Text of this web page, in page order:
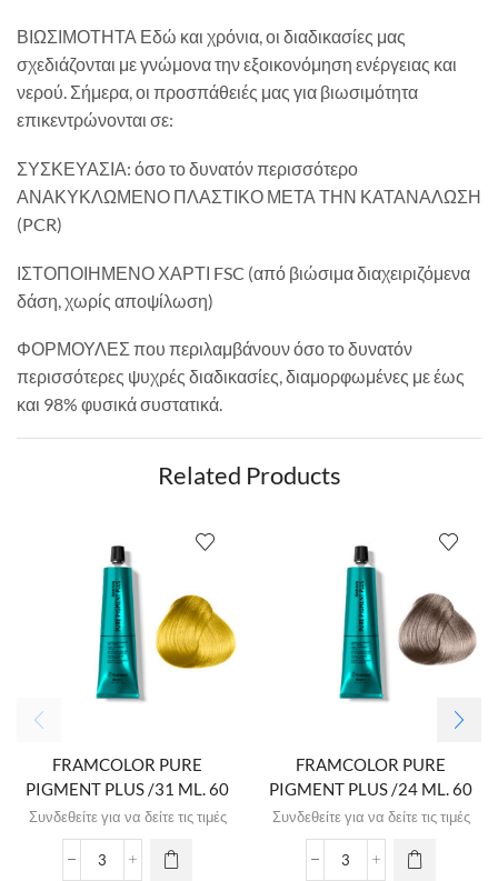
ΒΙΩΣΙΜΟΤΗΤΑ Εδώ και χρόνια, οι διαδικασίες μας
σχεδιάζονται με γνώμονα την εξοικονόμηση ενέργειας και
νερού. Σήμερα, οι προσπάθειές μας για βιωσιμότητα
επικεντρώνονται σε:
ΣΥΣΚΕΥΑΣΙΑ: όσο το δυνατόν περισσότερο
ΑΝΑΚΥΚΛΩΜΕΝΟ ΠΛΑΣΤΙΚΟ ΜΕΤΑ ΤΗΝ ΚΑΤΑΝΑΛΩΣΗ
(PCR)
ΙΣΤΟΠΟΙΗΜΕΝΟ ΧΑΡΤΙ FSC (από βιώσιμα διαχειριζόμενα
δάση, χωρίς αποψίλωση)
ΦΟΡΜΟΥΛΕΣ που περιλαμβάνουν όσο το δυνατόν
περισσότερες ψυχρές διαδικασίες, διαμορφωμένες με έως
και 98% φυσικά συστατικά.
Related Products
FRAMCOLOR PURE
PIGMENT PLUS /31 ML. 60
Συνδεθείτε για να δείτε τις τιμές
FRAMCOLOR PURE
PIGMENT PLUS /24 ML. 60
Συνδεθείτε για να δείτε τις τιμές